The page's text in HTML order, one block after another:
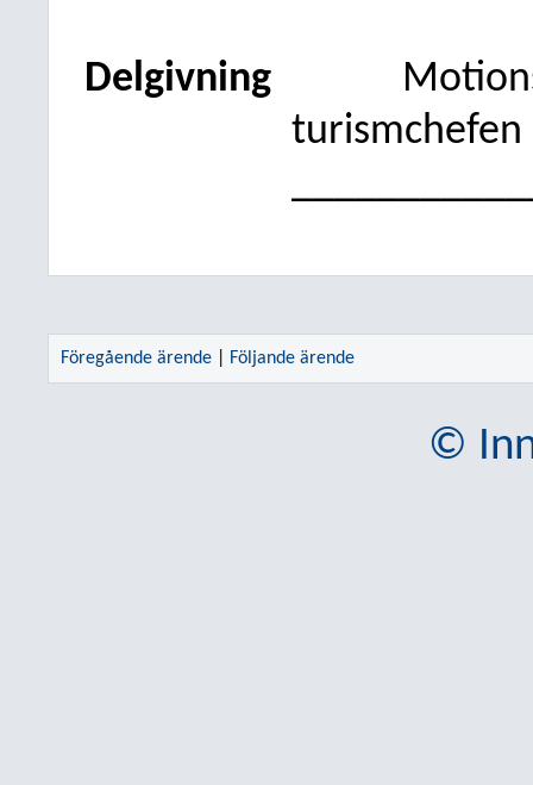
Delgivning
turismchefen
Föregående ärende Följande ärende
©